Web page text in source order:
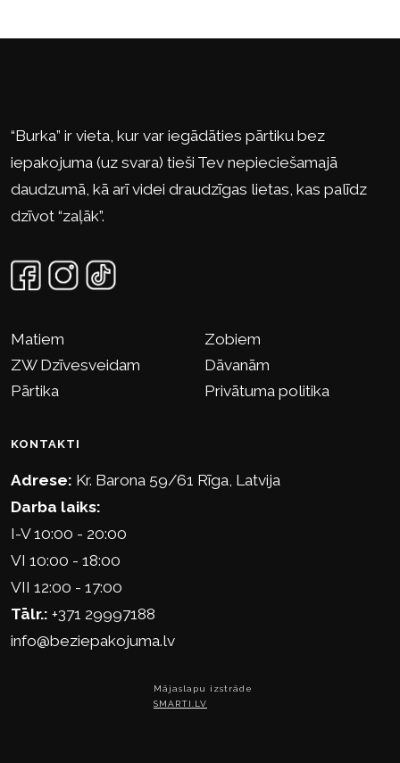
“Burka” ir vieta, kur var iegādāties pārtiku bez
iepakojuma (uz svara) tieši Tev nepieciešamajā
daudzumā, kā arī videi draudzīgas lietas, kas palīdz
dzīvot “zaļāk”.
Matiem
Zobiem
ZW Dzīvesveidam
Dāvanām
Pārtika
Privātuma politika
KONTAKTI
Adrese: Kr. Barona 59/61 Rīga, Latvija
Darba laiks:
I-V 10:00 - 20:00
VI 10:00 - 18:00
VII 12:00 - 17:00
Tālr.: +371 29997188
info@beziepakojuma.lv
Mājaslapu izstrāde
SMARTI.LV